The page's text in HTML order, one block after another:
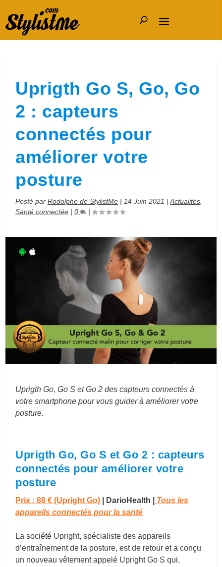
Uprigth Go S, Go, Go
2 : capteurs
connectés pour
améliorer votre
posture
Posté parRodolphe de StylistMe | 14 Juin 2021 |Actualités
Santé connectée |0 |
Uprigth Go, Go S et Go 2 des capteurs connectés à
votre smartphone pour vous guider à améliorer votre
posture.
Uprigth Go, Go S et Go 2 : capteurs
connectés pour améliorer votre
posture
Prix : 88 € (Upright Go) DarioHealth |
Tous les
appareils connectés pour la santé
La société Upright, spécialiste des appareils
d’entraînement de la posture, est de retour et a conçu
un nouveau vêtement appelé Upright Go S qui,